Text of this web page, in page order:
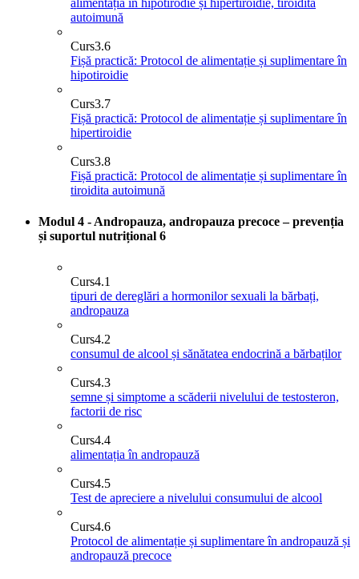
autoimună
Curs3.6
Fișă practică: Protocol de alimentație și suplimentare în
hipotiroidie
Curs3.7
Fișă practică: Protocol de alimentație și suplimentare în
hipertiroidie
Curs3.8
Fișă practică: Protocol de alimentație și suplimentare în
tiroidita autoimună
Modul 4 - Andropauza, andropauza precoce – prevenția
și suportul nutrițional 6
Curs4.1
tipuri de dereglări a hormonilor sexuali la bărbați,
andropauza
Curs4.2
consumul de alcool și sănătatea endocrină a bărbaților
Curs4.3
semne și simptome a scăderii nivelului de testosteron,
factorii de risc
Curs4.4
alimentația în andropauză
Curs4.5
Test de apreciere a nivelului consumului de alcool
Curs4.6
Protocol de alimentație și suplimentare în andropauză și
andropauză precoce